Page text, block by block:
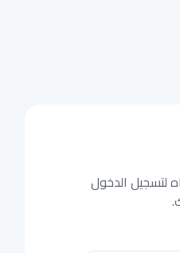
لتسجيل الدخول